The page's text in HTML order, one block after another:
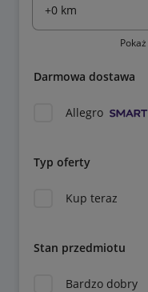
Darmowa dostawa
Allegro
Typ oferty
Kup teraz
Stan przedmiotu
Bardzo dobry